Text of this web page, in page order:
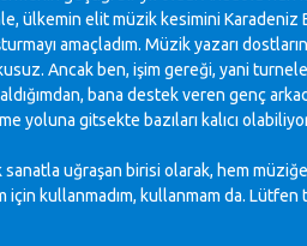
ülkemin elit müzik kesimini Karadeniz
amaçladım. Müzik yazarı
Ancak ben, işim gereği, yani
bana destek veren genç
yoluna gitsekte bazıları kalıcı
uğraşan birisi olarak, hem
için kullanmadım, kullanmam da.